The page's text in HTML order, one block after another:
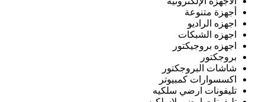
أجهزة متنوعة
اجهزه الراديو
اجهزه الشبكات
اجهزه بروجيكتور
بروجكتور
شاشات البروجكتور
اكسسوارات كمبيوتر
تليفونات ارضي سلكيه